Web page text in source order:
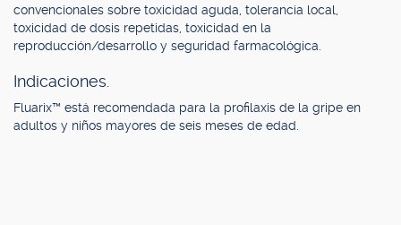
convencionales sobre toxicidad aguda, tolerancia local,
toxicidad de dosis repetidas, toxicidad en la
reproducción/desarrollo y seguridad farmacológica.
Indicaciones.
Fluarix™ está recomendada para la profilaxis de la gripe en
adultos y niños mayores de seis meses de edad.